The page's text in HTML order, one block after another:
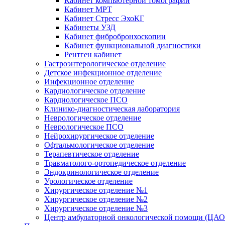
Кабинет МРТ
Кабинет Стресс ЭхоКГ
Кабинеты УЗД
Кабинет фибробронхоскопии
Кабинет функциональной диагностики
Рентген кабинет
Гастроэнтерологическое отделение
Детское инфекционное отделение
Инфекционное отделение
Кардиологическое отделение
Кардиологическое ПСО
Клинико-диагностическая лаборатория
Неврологическое отделение
Неврологическое ПСО
Нейрохирургическое отделение
Офтальмологическое отделение
Терапевтическое отделение
Травматолого-ортопедическое отделение
Эндокринологическое отделение
Урологическое отделение
Хирургическое отделение №1
Хирургическое отделение №2
Хирургическое отделение №3
Центр амбулаторной онкологической помощи